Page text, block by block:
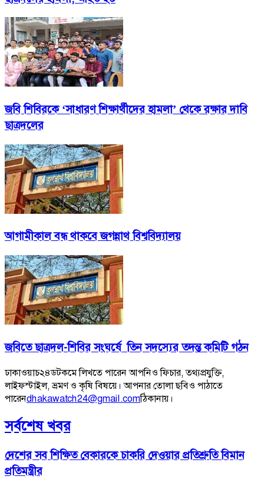
জবি শিবিরকে ‘সাধারণ শিক্ষার্থীদের হামলা’ থেকে রক্ষার দাবি
ছাত্রদলের
আগামীকাল বন্ধ থাকবে জগন্নাথ বিশ্ববিদ্যালয়
জবিতে ছাত্রদল-শিবির সংঘর্ষে তিন সদস্যের তদন্ত কমিটি গঠন
ঢাকাওয়াচ২৪ডটকমে লিখতে পারেন আপনিও ফিচার, তথ্যপ্রযুক্তি,
লাইফস্টাইল, ভ্রমণ ও কৃষি বিষয়ে। আপনার তোলা ছবিও পাঠাতে
পারেনdhakawatch24@gmail.comঠিকানায়।
সর্বশেষ খবর
দেশের সব শিক্ষিত বেকারকে চাকরি দেওয়ার প্রতিশ্রুতি বিমান
প্রতিমন্ত্রীর